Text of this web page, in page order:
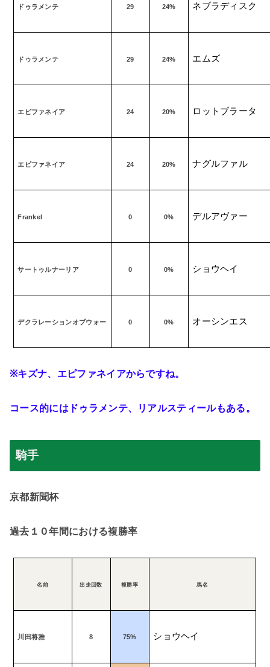
ドゥラメンテ 29 24% ネブラディスク
ドゥラメンテ 29 24% エムズ
エピファネイア 24 20% ロットブラータ
エピファネイア 24 20% ナグルファル
Frankel 0 0% デルアヴァー
サートゥルナーリア 0 0% ショウヘイ
デクラレーションオブウォー 0 0% オーシンエス
※キズナ、エピファネイアからですね。
コース的にはドゥラメンテ、リアルスティールもある。
騎手
京都新聞杯
過去１０年間における複勝率
名前 出走回数 複勝率 馬名
川田将雅 8 75% ショウヘイ